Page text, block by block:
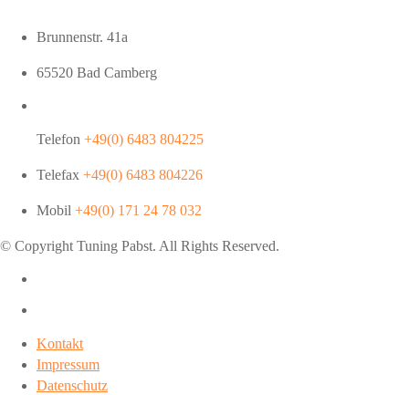
Brunnenstr. 41a
65520 Bad Camberg
Telefon +49(0) 6483 804225
Telefax +49(0) 6483 804226
Mobil +49(0) 171 24 78 032
© Copyright Tuning Pabst. All Rights Reserved.
Kontakt
Impressum
Datenschutz